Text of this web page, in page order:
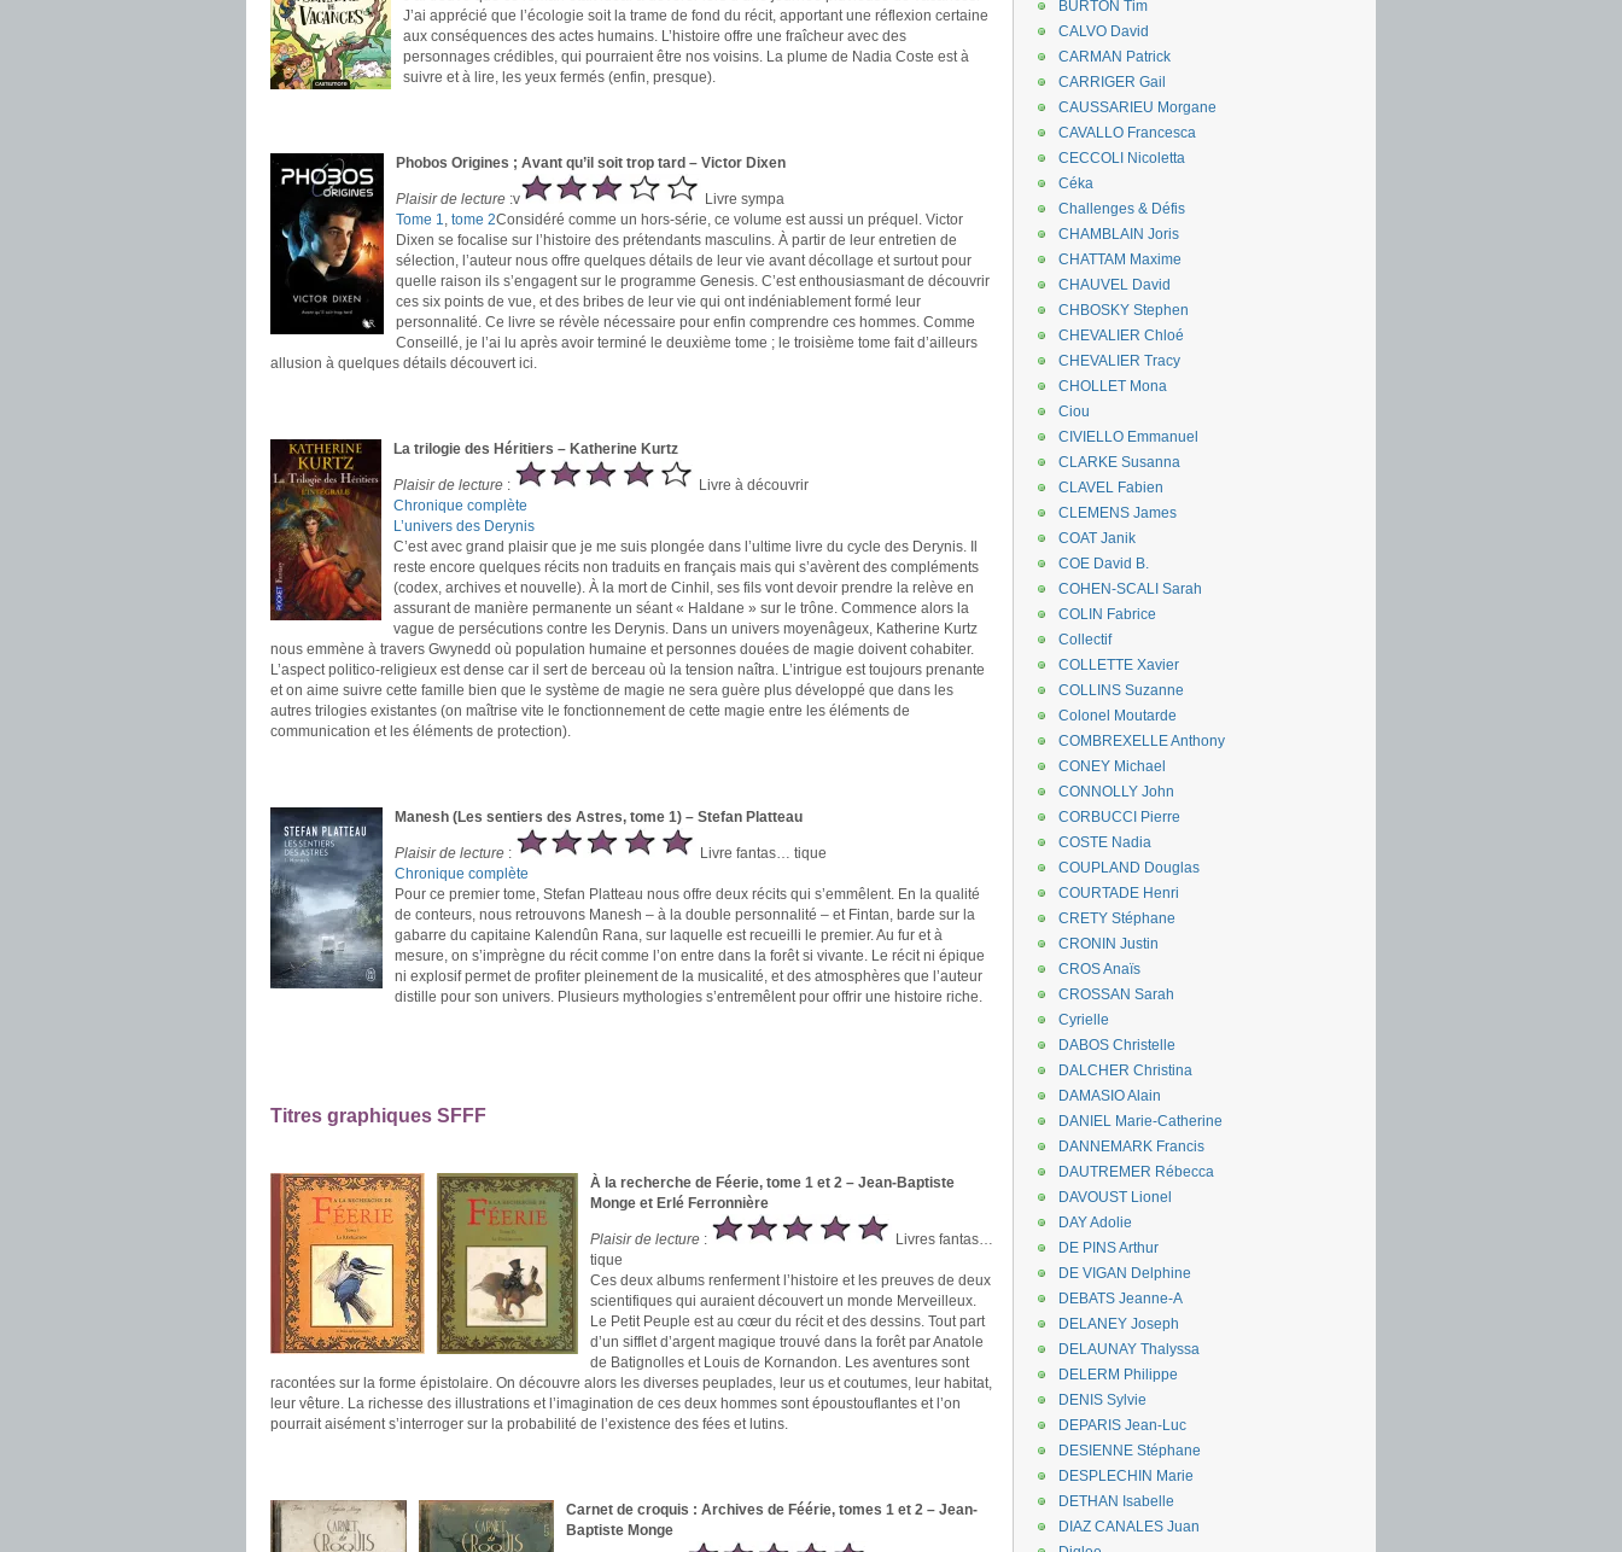
J’ai apprécié que l’écologie soit la trame de fond du récit, apportant une réflexion certaine
aux conséquences des actes humains. L’histoire offre une fraîcheur avec des
personnages crédibles, qui pourraient être nos voisins. La plume de Nadia Coste est à
suivre et à lire, les yeux fermés (enfin, presque).
Phobos Origines ; Avant qu’il soit trop tard – Victor Dixen
Plaisir de lecture :v
Livre sympa
Tome 1, tome 2Considéré comme un hors-série, ce volume est aussi un préquel. Victor
Dixen se focalise sur l’histoire des prétendants masculins. À partir de leur entretien de
sélection, l’auteur nous offre quelques détails de leur vie avant décollage et surtout pour
quelle raison ils s’engagent sur le programme Genesis. C’est enthousiasmant de découvrir
ces six points de vue, et des bribes de leur vie qui ont indéniablement formé leur
personnalité. Ce livre se révèle nécessaire pour enfin comprendre ces hommes. Comme
Conseillé, je l’ai lu après avoir terminé le deuxième tome ; le troisième tome fait d’ailleurs
allusion à quelques détails découvert ici.
La trilogie des Héritiers – Katherine Kurtz
Plaisir de lecture :
Livre à découvrir
Chronique complète
L’univers des Derynis
C’est avec grand plaisir que je me suis plongée dans l’ultime livre du cycle des Derynis. Il
reste encore quelques récits non traduits en français mais qui s’avèrent des compléments
(codex, archives et nouvelle). À la mort de Cinhil, ses fils vont devoir prendre la relève en
assurant de manière permanente un séant « Haldane » sur le trône. Commence alors la
vague de persécutions contre les Derynis. Dans un univers moyenâgeux, Katherine Kurtz
nous emmène à travers Gwynedd où population humaine et personnes douées de magie doivent cohabiter.
L’aspect politico-religieux est dense car il sert de berceau où la tension naîtra. L’intrigue est toujours prenante
et on aime suivre cette famille bien que le système de magie ne sera guère plus développé que dans les
autres trilogies existantes (on maîtrise vite le fonctionnement de cette magie entre les éléments de
communication et les éléments de protection).
Manesh (Les sentiers des Astres, tome 1) – Stefan Platteau
Plaisir de lecture :
Livre fantas… tique
Chronique complète
Pour ce premier tome, Stefan Platteau nous offre deux récits qui s’emmêlent. En la qualité
de conteurs, nous retrouvons Manesh – à la double personnalité – et Fintan, barde sur la
gabarre du capitaine Kalendûn Rana, sur laquelle est recueilli le premier. Au fur et à
mesure, on s’imprègne du récit comme l’on entre dans la forêt si vivante. Le récit ni épique
ni explosif permet de profiter pleinement de la musicalité, et des atmosphères que l’auteur
distille pour son univers. Plusieurs mythologies s’entremêlent pour offrir une histoire riche.
Titres graphiques SFFF
À la recherche de Féerie, tome 1 et 2 – Jean-Baptiste
Monge et Erlé Ferronnière
Plaisir de lecture :
Livres fantas…
tique
Ces deux albums renferment l’histoire et les preuves de deux
scientifiques qui auraient découvert un monde Merveilleux.
Le Petit Peuple est au cœur du récit et des dessins. Tout part
d’un sifflet d’argent magique trouvé dans la forêt par Anatole
de Batignolles et Louis de Kornandon. Les aventures sont
racontées sur la forme épistolaire. On découvre alors les diverses peuplades, leur us et coutumes, leur habitat,
leur vêture. La richesse des illustrations et l’imagination de ces deux hommes sont époustouflantes et l’on
pourrait aisément s’interroger sur la probabilité de l’existence des fées et lutins.
Carnet de croquis : Archives de Féérie, tomes 1 et 2 – Jean-
Baptiste Monge
BURTON Tim
CALVO David
CARMAN Patrick
CARRIGER Gail
CAUSSARIEU Morgane
CAVALLO Francesca
CECCOLI Nicoletta
Céka
Challenges & Défis
CHAMBLAIN Joris
CHATTAM Maxime
CHAUVEL David
CHBOSKY Stephen
CHEVALIER Chloé
CHEVALIER Tracy
CHOLLET Mona
Ciou
CIVIELLO Emmanuel
CLARKE Susanna
CLAVEL Fabien
CLEMENS James
COAT Janik
COE David B.
COHEN-SCALI Sarah
COLIN Fabrice
Collectif
COLLETTE Xavier
COLLINS Suzanne
Colonel Moutarde
COMBREXELLE Anthony
CONEY Michael
CONNOLLY John
CORBUCCI Pierre
COSTE Nadia
COUPLAND Douglas
COURTADE Henri
CRETY Stéphane
CRONIN Justin
CROS Anaïs
CROSSAN Sarah
Cyrielle
DABOS Christelle
DALCHER Christina
DAMASIO Alain
DANIEL Marie-Catherine
DANNEMARK Francis
DAUTREMER Rébecca
DAVOUST Lionel
DAY Adolie
DE PINS Arthur
DE VIGAN Delphine
DEBATS Jeanne-A
DELANEY Joseph
DELAUNAY Thalyssa
DELERM Philippe
DENIS Sylvie
DEPARIS Jean-Luc
DESIENNE Stéphane
DESPLECHIN Marie
DETHAN Isabelle
DIAZ CANALES Juan